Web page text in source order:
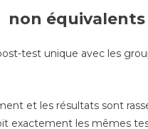
test unique avec les
et les résultats sont
exactement les mêmes